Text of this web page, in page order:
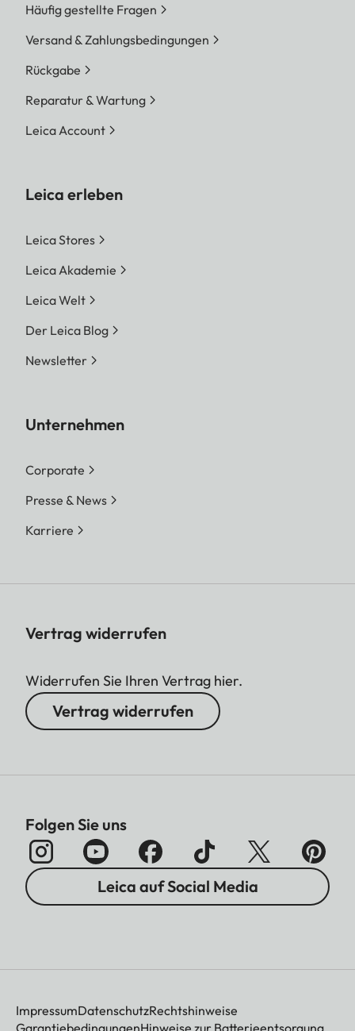
Häufig gestellte Fragen
Versand & Zahlungsbedingungen
Rückgabe
Reparatur & Wartung
Leica Account
Leica erleben
Leica Stores
Leica Akademie
Leica Welt
Der Leica Blog
Newsletter
Unternehmen
Corporate
Presse & News
Karriere
Vertrag widerrufen
Widerrufen Sie Ihren Vertrag hier.
Vertrag widerrufen
Folgen Sie uns
Leica auf Social Media
ImpressumDatenschutzRechtshinweise
GarantiebedingungenHinweise zur Batterieentsorgung